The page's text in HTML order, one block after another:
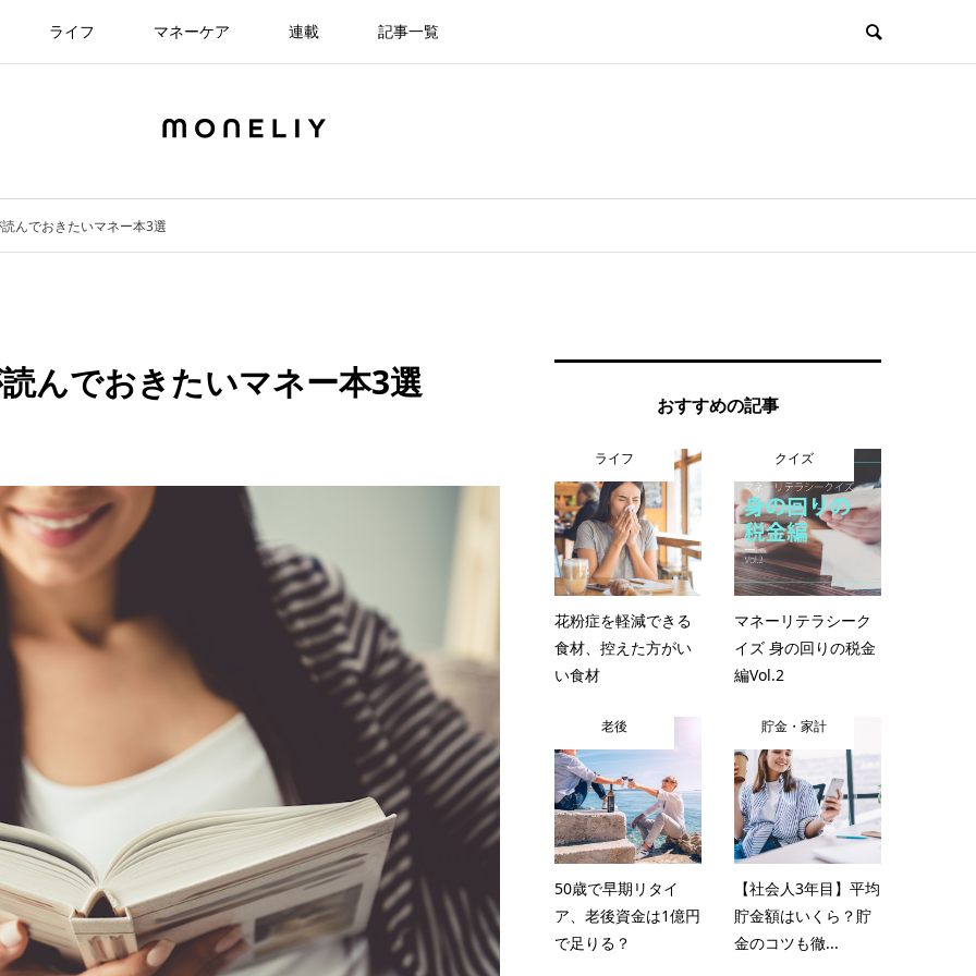
ライフ マネーケア 連載 記事一覧
んでおきたいマネー本3選
んでおきたいマネー本3選
おすすめの記事
ライフ
花粉症を軽減できる
食材、控えた方がい
い食材
クイズ
マネーリテラシーク
イズ 身の回りの税金
編Vol.2
老後
50歳で早期リタイ
ア、老後資金は1億円
で足りる？
貯金・家計
【社会人3年目】平均
貯金額はいくら？貯
金のコツも徹...